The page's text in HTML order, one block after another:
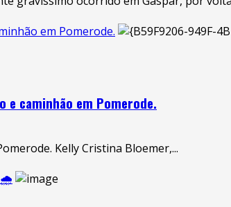
em Pomerode.
caminhão em Pomerode.
Kelly Cristina Bloemer,...
🌧️